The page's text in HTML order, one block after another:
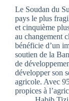
Le Soudan du
pays le plus
et cinquième
au changement
bénéficie d’un
soutien de la
de
développer son
agricole. Avec
propices à